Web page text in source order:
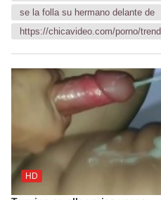
se la folla su hermano delante de
https://chicavideo.com/porno/trend
HD